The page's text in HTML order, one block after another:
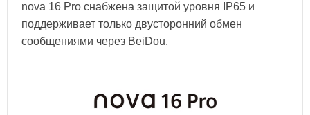
nova 16 Pro снабжена защитой уровня IP65 и
поддерживает только двусторонний обмен
сообщениями через BeiDou.